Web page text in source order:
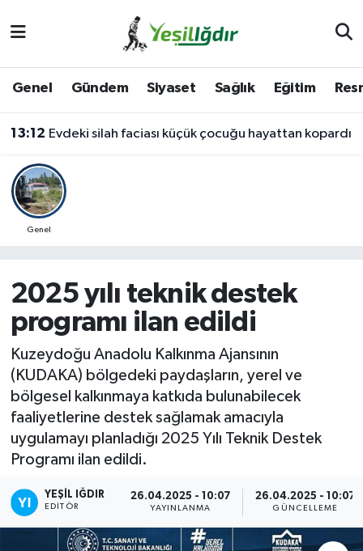
Genel Gündem Siyaset Sağlık Eğitim
13:12 Evdeki silah faciası küçük çocuğu hayattan kopardı
Genel
2025 yılı teknik destek
programı ilan edildi
Kuzeydoğu Anadolu Kalkınma Ajansının
(KUDAKA) bölgedeki paydaşların, yerel ve
bölgesel kalkınmaya katkıda bulunabilecek
faaliyetlerine destek sağlamak amacıyla
uygulamayı planladığı 2025 Yılı Teknik Destek
Programı ilan edildi.
YEŞIL IĞDIR
EDITÖR
26.04.2025 - 10:07
YAYINLANMA
26.04.2025 - 10:07
GÜNCELLEME
İğdir Namaz Vakitleri
Iğdır Trafik Yoğunluk Haritası
Süper Lig Puan Durumu ve Fikstür
Son Dakika Haberleri
Haber Arşivi